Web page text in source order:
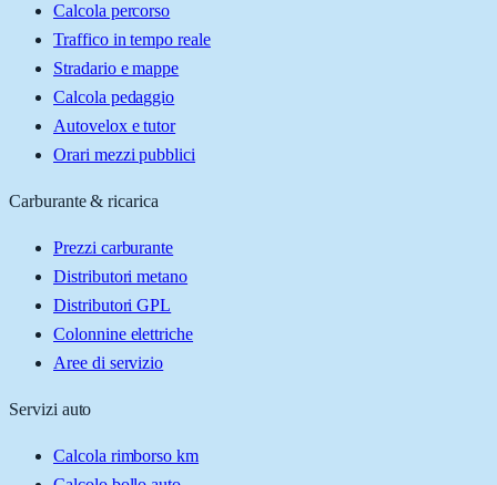
Calcola percorso
Traffico in tempo reale
Stradario e mappe
Calcola pedaggio
Autovelox e tutor
Orari mezzi pubblici
Carburante & ricarica
Prezzi carburante
Distributori metano
Distributori GPL
Colonnine elettriche
Aree di servizio
Servizi auto
Calcola rimborso km